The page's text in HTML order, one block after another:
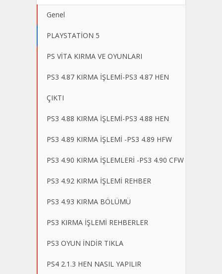
Genel
PLAYSTATİON 5
PS VİTA KIRMA VE OYUNLARI
PS3 4.87 KIRMA İŞLEMİ-PS3 4.87 HEN
ÇIKTI
PS3 4.88 KIRMA İŞLEMİ-PS3 4.88 HEN
PS3 4.89 KIRMA İŞLEMİ -PS3 4.89 HFW
PS3 4.90 KIRMA İŞLEMLERİ -PS3 4.90 CFW
PS3 4.92 KIRMA İŞLEMİ REHBER
PS3 4.93 KIRMA BÖLÜMÜ
PS3 KIRMA İŞLEMİ REHBERLER
PS3 OYUN İNDİR TIKLA
PS4 2.1.3 HEN NASIL YAPILIR